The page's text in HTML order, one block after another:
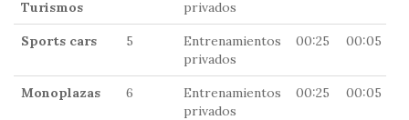
Turismos
privados
Sports cars 5
Entrenamientos
privados
00:25 00:05
Monoplazas 6
Entrenamientos
privados
00:25 00:05